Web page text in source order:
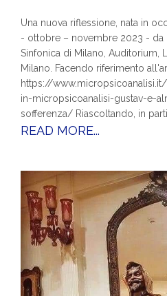
Una nuova riflessione, nata in
- ottobre – novembre 2023 - da
Sinfonica di Milano, Auditorium,
Milano. Facendo riferimento
https://
in-micropsicoanalisi-gustav-e-
sofferenza/ Riascoltando, in
READ MORE...